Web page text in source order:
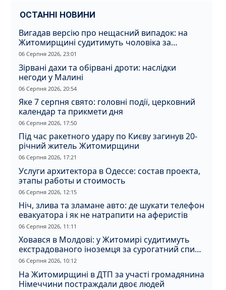
ОСТАННІ НОВИНИ
Вигадав версію про нещасний випадок: на
Житомирщині судитимуть чоловіка за
вбивство співмешканки
06 Серпня 2026, 23:01
Зірвані дахи та обірвані дроти: наслідки
негоди у Малині
06 Серпня 2026, 20:54
Яке 7 серпня свято: головні події, церковний
календар та прикмети дня
06 Серпня 2026, 17:50
Під час ракетного удару по Києву загинув 20-
річний житель Житомирщини
06 Серпня 2026, 17:21
Услуги архитектора в Одессе: состав проекта,
этапы работы и стоимость
06 Серпня 2026, 12:15
Ніч, злива та зламане авто: де шукати телефон
евакуатора і як не натрапити на аферистів
06 Серпня 2026, 11:11
Ховався в Молдові: у Житомирі судитимуть
екстрадованого іноземця за сурогатний спирт
і відмивання грошей
06 Серпня 2026, 10:12
На Житомирщині в ДТП за участі громадянина
Німеччини постраждали двоє людей